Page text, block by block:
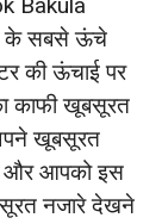
Bakula
के सबसे ऊंचे
की ऊंचाई पर
काफी खूबसूरत
खूबसूरत
और आपको इस
नजारे देखने